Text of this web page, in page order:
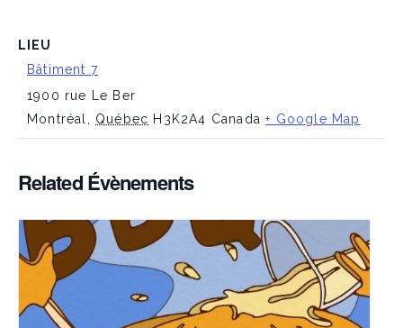
LIEU
Bâtiment 7
1900 rue Le Ber
Montréal
Québec H3K2A4 Canada + Google Map
Related Évènements